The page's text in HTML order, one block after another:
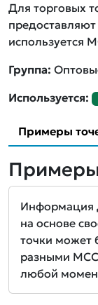
Для торговых
предоставляют
используется
Группа:
Используется:
Примеры
Примеры
Информация
на основе
точки может
разными
любой